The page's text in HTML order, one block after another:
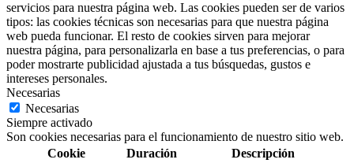
servicios para nuestra página web. Las cookies pueden ser de varios
tipos: las cookies técnicas son necesarias para que nuestra página
web pueda funcionar. El resto de cookies sirven para mejorar
nuestra página, para personalizarla en base a tus preferencias, o para
poder mostrarte publicidad ajustada a tus búsquedas, gustos e
intereses personales.
Necesarias
Necesarias
Siempre activado
Son cookies necesarias para el funcionamiento de nuestro sitio web.
Cookie
Duración
Descripción